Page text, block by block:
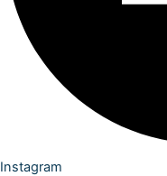
Instagram